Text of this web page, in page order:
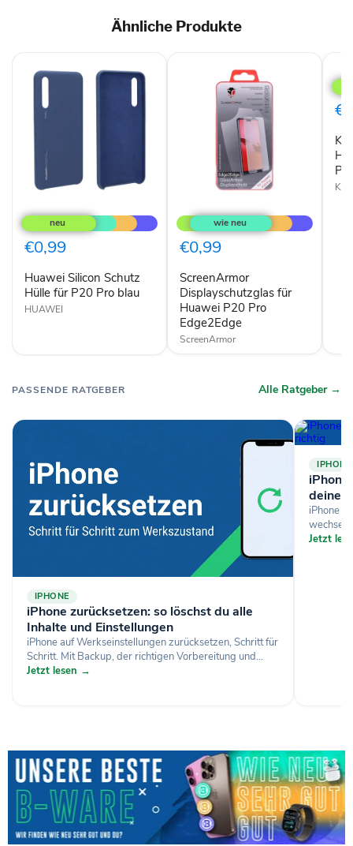
Ähnliche Produkte
Silicon
Schutz
Hülle
für
Pro
blau
€0,99
Huawei Silicon Schutz
Hülle für P20 Pro blau
HUAWEI
Displayschutzglas
für
Huawei
P20
Edge2Edge
€0,99
ScreenArmor
Displayschutzglas für
Huawei P20 Pro
Edge2Edge
ScreenArmor
für
P20
Plus
in
PASSENDE RATGEBER Alle Ratgeber →
IPHONE
iPhone zurücksetzen: so löschst du alle
Inhalte und Einstellungen
iPhone auf Werkseinstellungen zurücksetzen, Schritt für
Schritt. Mit Backup, der richtigen Vorbereitung und...
Jetzt lesen →
IPHONE
deine
iPhone
Jetzt